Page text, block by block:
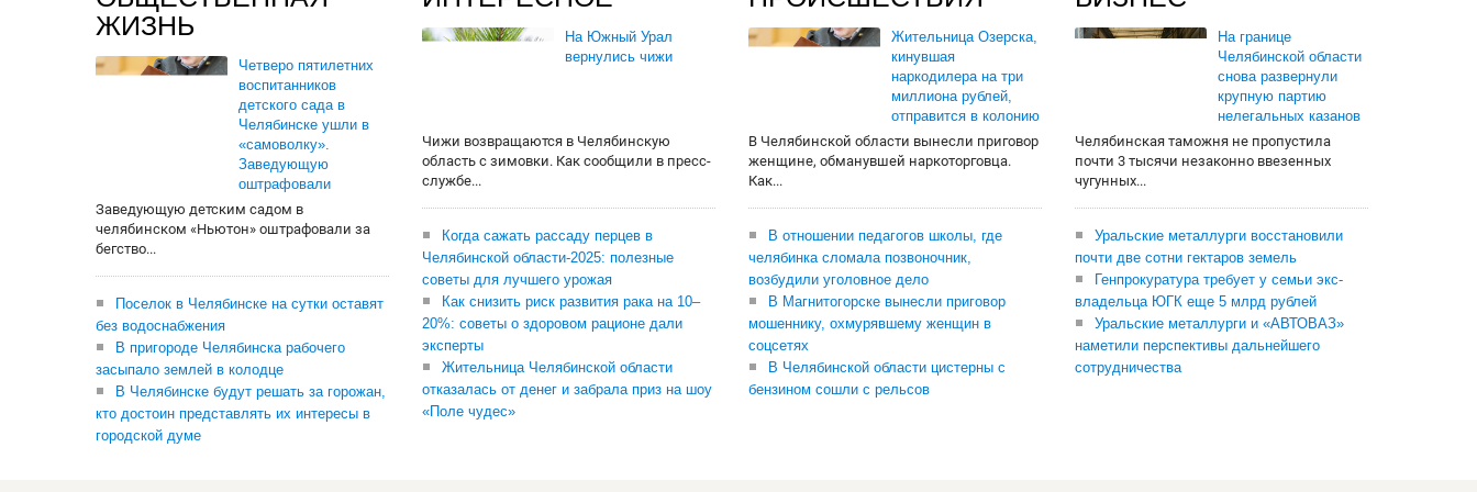
ЖИЗНЬ
Четверо пятилетних
воспитанников
детского сада в
Челябинске ушли в
«самоволку».
Заведующую
оштрафовали
Заведующую детским садом в
челябинском «Ньютон» оштрафовали за
бегство...
Поселок в Челябинске на сутки оставят
без водоснабжения
В пригороде Челябинска рабочего
засыпало землей в колодце
В Челябинске будут решать за горожан,
кто достоин представлять их интересы в
городской думе
На Южный Урал
вернулись чижи
Чижи возвращаются в Челябинскую
область с зимовки. Как сообщили в пресс-
службе...
Когда сажать рассаду перцев в
Челябинской области-2025: полезные
советы для лучшего урожая
Как снизить риск развития рака на 10–
20%: советы о здоровом рационе дали
эксперты
Жительница Челябинской области
отказалась от денег и забрала приз на шоу
«Поле чудес»
Жительница Озерска,
кинувшая
наркодилера на три
миллиона рублей,
отправится в колонию
В Челябинской области вынесли приговор
женщине, обманувшей наркоторговца.
Как...
В отношении педагогов школы, где
челябинка сломала позвоночник,
возбудили уголовное дело
В Магнитогорске вынесли приговор
мошеннику, охмурявшему женщин в
соцсетях
В Челябинской области цистерны с
бензином сошли с рельсов
На границе
Челябинской области
снова развернули
крупную партию
нелегальных казанов
Челябинская таможня не пропустила
почти 3 тысячи незаконно ввезенных
чугунных...
Уральские металлурги восстановили
почти две сотни гектаров земель
Генпрокуратура требует у семьи экс-
владельца ЮГК еще 5 млрд рублей
Уральские металлурги и «АВТОВАЗ»
наметили перспективы дальнейшего
сотрудничества